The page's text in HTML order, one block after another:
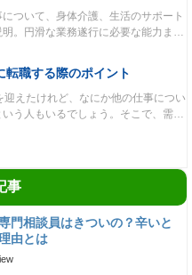
ついて、身体介護、生活のサポート
明。円滑な業務遂行に必要な能力ま…
転職する際のポイント
迎えたけれど、なにか他の仕事につい
いう人もいるでしょう。そこで、需…
事
門相談員はきついの？辛いと
由とは